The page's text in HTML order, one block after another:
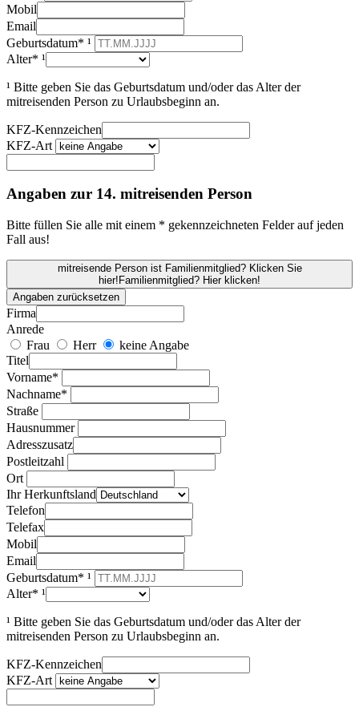
Mobil
Email
Geburtsdatum* ¹
Alter* ¹
¹ Bitte geben Sie das Geburtsdatum und/oder das Alter der
mitreisenden Person zu Urlaubsbeginn an.
KFZ-Kennzeichen
KFZ-Art
Angaben zur 14. mitreisenden Person
Bitte füllen Sie alle mit einem * gekennzeichneten Felder auf jeden
Fall aus!
mitreisende Person ist Familienmitglied? Klicken Sie
hier! Familienmitglied? Hier klicken!
Angaben zurücksetzen
Firma
Anrede
Frau
Herr
keine Angabe
Titel
Vorname*
Nachname*
Straße
Hausnummer
Adresszusatz
Postleitzahl
Ort
Ihr Herkunftsland
Telefon
Telefax
Mobil
Email
Geburtsdatum* ¹
Alter* ¹
¹ Bitte geben Sie das Geburtsdatum und/oder das Alter der
mitreisenden Person zu Urlaubsbeginn an.
KFZ-Kennzeichen
KFZ-Art